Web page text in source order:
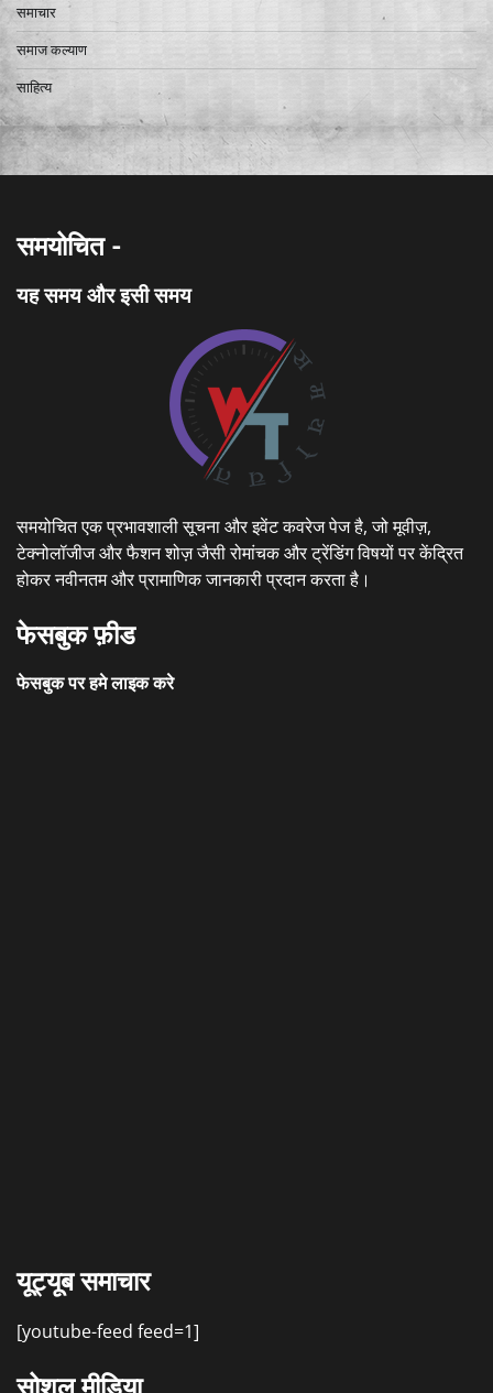
समाचार
समाज कल्याण
साहित्य
समयोचित -
यह समय और इसी समय
समयोचित एक प्रभावशाली सूचना और इवेंट कवरेज पेज है, जो मूवीज़,
टेक्नोलॉजीज और फैशन शोज़ जैसी रोमांचक और ट्रेंडिंग विषयों पर केंद्रित
होकर नवीनतम और प्रामाणिक जानकारी प्रदान करता है।
फेसबुक फ़ीड
फेसबुक पर हमे लाइक करे
यूट्यूब समाचार
[youtube-feed feed=1]
सोशल मीडिया